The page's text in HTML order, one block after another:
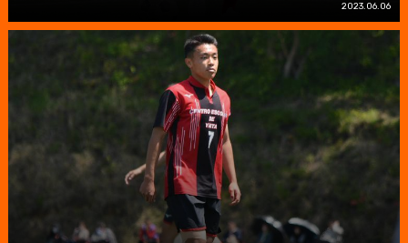
2023.06.06